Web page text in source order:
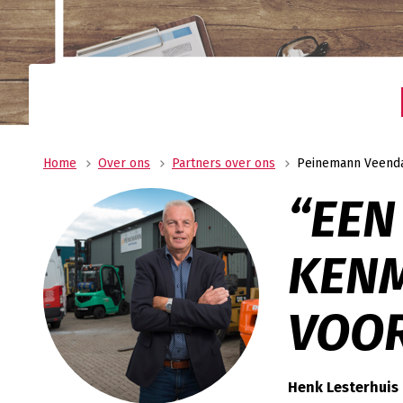
Uw allround logistiek dienstverlener met
wereldwijd netwerk? Oldenburger|Fritom
beste logistieke oplossing voor uw
Home Over ons Partners over ons Peinemann
Henk Lesterhuis